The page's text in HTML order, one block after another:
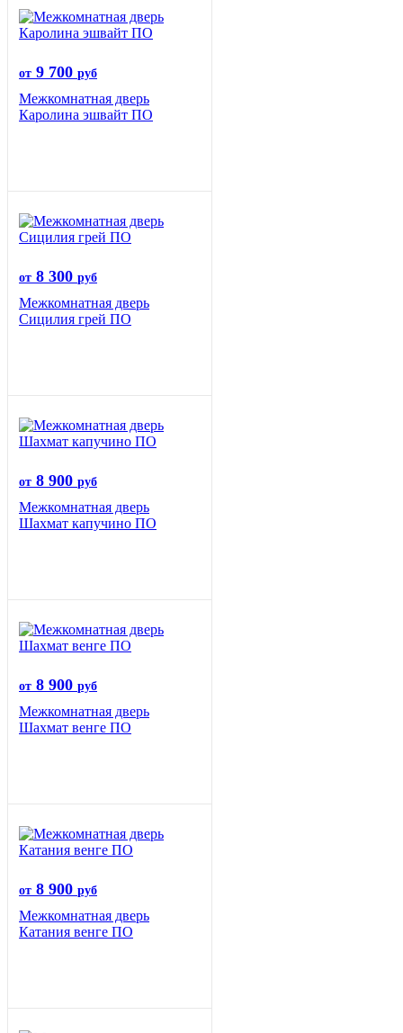
от 9 700 руб
Межкомнатная дверь
Каролина эшвайт ПО
от 8 300 руб
Межкомнатная дверь
Сицилия грей ПО
от 8 900 руб
Межкомнатная дверь
Шахмат капучино ПО
от 8 900 руб
Межкомнатная дверь
Шахмат венге ПО
от 8 900 руб
Межкомнатная дверь
Катания венге ПО